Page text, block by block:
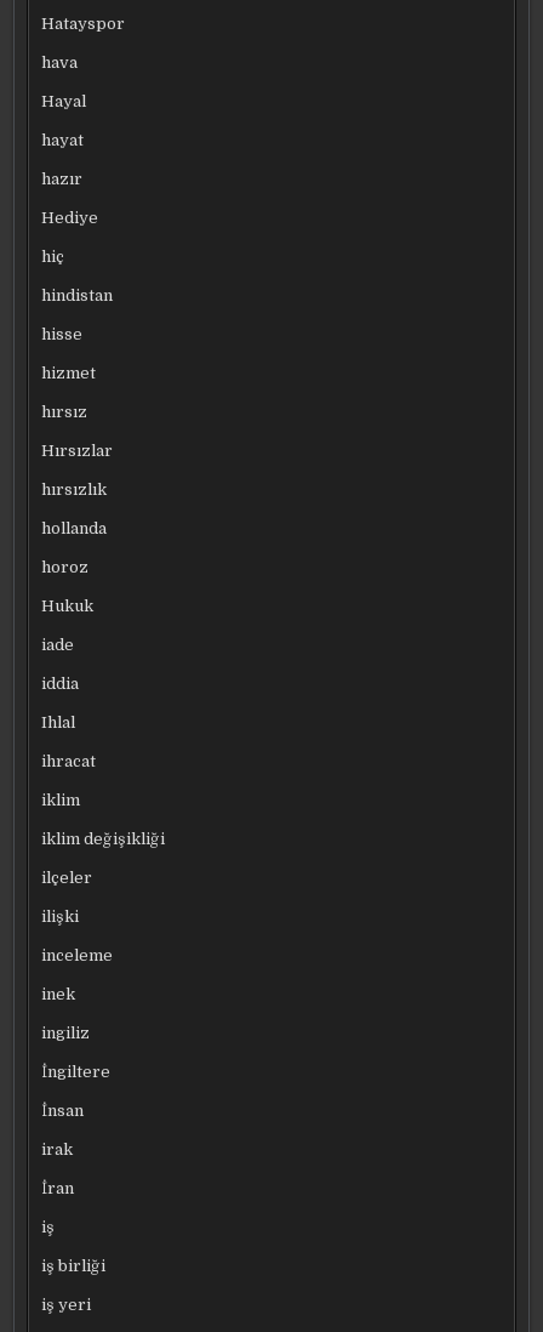
Hatayspor
hava
Hayal
hayat
hazır
Hediye
hiç
hindistan
hisse
hizmet
hırsız
Hırsızlar
hırsızlık
hollanda
horoz
Hukuk
iade
iddia
Ihlal
ihracat
iklim
iklim değişikliği
ilçeler
ilişki
inceleme
inek
ingiliz
İngiltere
İnsan
irak
İran
iş
iş birliği
iş yeri